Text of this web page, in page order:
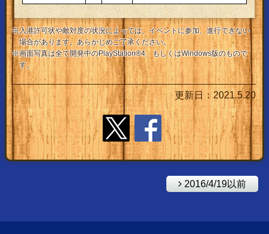
※入港許可状や敵対度の状況によっては、イベントに参加、進行できない
場合があります。あらかじめご了承ください。
※画面写真は全て開発中のPlayStation®4、もしくはWindows版のもので
す。
更新日：2021.5.20
2016/4/19以前